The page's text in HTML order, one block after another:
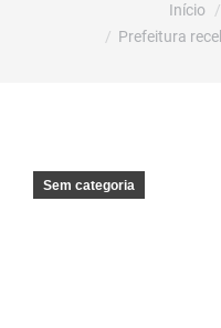
Início
Prefeitura
Sem categoria